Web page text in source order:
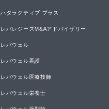
ハタラクティブ プラス
レバレジーズM&Aアドバイザリー
レバウェル
レバウェル看護
レバウェル医療技師
レバウェル栄養士